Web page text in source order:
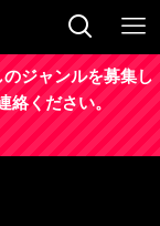
ジャンルを募集し
絡ください。